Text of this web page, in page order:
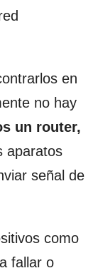
en
no hay
un router,
aparatos
señal de
como
fallar o